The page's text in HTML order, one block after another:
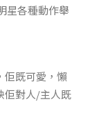
星各種動作舉
佢既可愛，懶
佢對人/主人既